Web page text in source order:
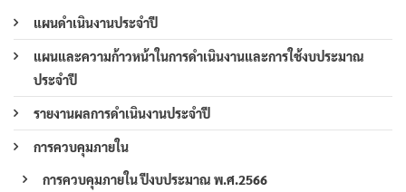
แผนดำเนินงานประจำปี
แผนและความก้าวหน้าในการดำเนินงานและการใช้งบประมาณ
ประจำปี
รายงานผลการดำเนินงานประจำปี
การควบคุมภายใน
การควบคุมภายใน ปีงบประมาณ พ.ศ.2566